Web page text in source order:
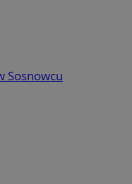
Sosnowcu